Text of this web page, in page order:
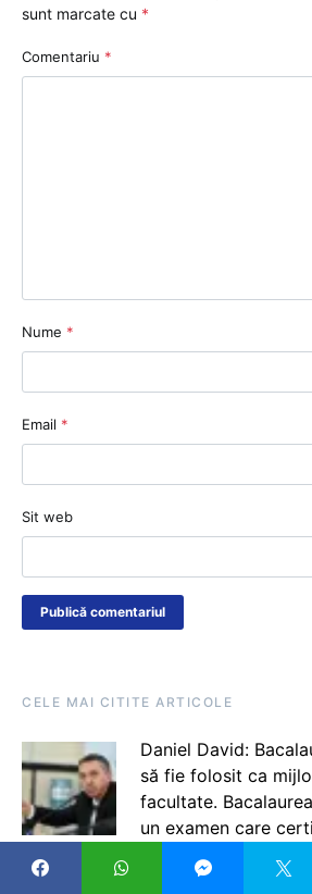
sunt marcate cu *
Comentariu *
Nume *
Email *
Sit web
CELE MAI CITITE ARTICOLE
Daniel David:
să fie folosit ca
facultate.
un examen care
învățământ